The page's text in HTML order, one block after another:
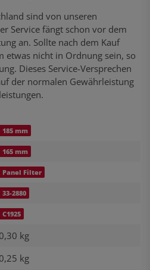
sind von unseren
Service fängt schon vor dem
an. Sollte nach dem Kauf
etwas nicht in Ordnung sein, so
Dieses Service-Versprechen
der normalen Gewährleistung
185 mm
165 mm
Panel Filter
33-2880
C1925
0,30 kg
0,25 kg